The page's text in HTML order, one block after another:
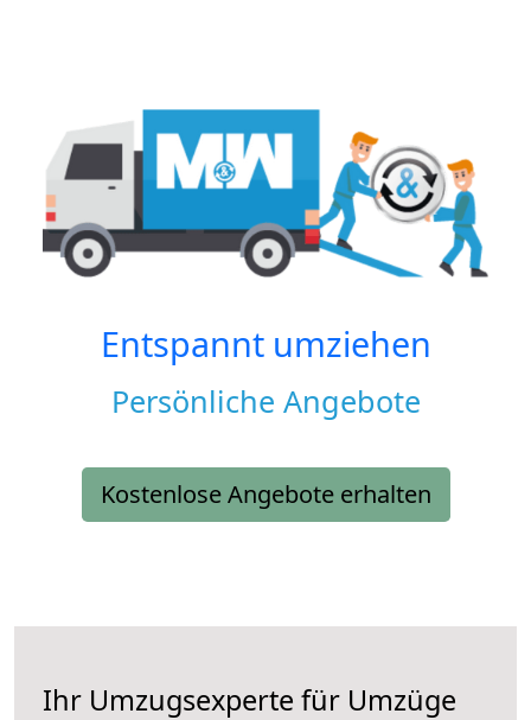
Entspannt umziehen
Persönliche Angebote
Kostenlose Angebote erhalten
Ihr Umzugsexperte für Umzüge